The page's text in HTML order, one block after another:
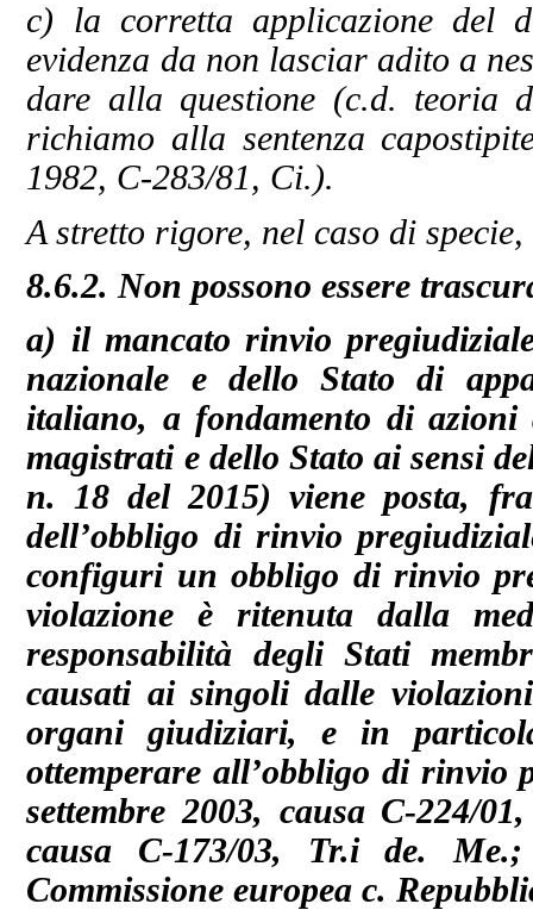
c) la corretta applicazione del
evidenza da non lasciar adito a
dare alla questione (c.d. teoria
richiamo alla sentenza
1982, C-283/81, Ci.).
A stretto rigore, nel caso di
8.6.2. Non possono essere
a) il mancato rinvio
nazionale e dello Stato di
italiano, a fondamento di
magistrati e dello Stato ai sensi
n. 18 del 2015) viene posta,
dell’obbligo di rinvio
configuri un obbligo di rinvio
violazione è ritenuta dalla
responsabilità degli Stati
causati ai singoli dalle
organi giudiziari, e in
ottemperare all’obbligo di rinvio
settembre 2003, causa C-224/
causa C-173/03, Tr.i de.
Commissione europea c.